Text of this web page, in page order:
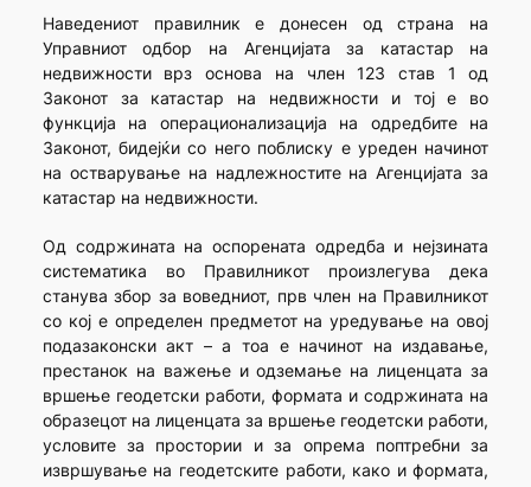
Наведениот правилник е донесен од страна на
Управниот одбор на Агенцијата за катастар на
недвижности врз основа на член 123 став 1 од
Законот за катастар на недвижности и тој е во
функција на операционализација на одредбите на
Законот, бидејќи со него поблиску е уреден начинот
на остварување на надлежностите на Агенцијата за
катастар на недвижности.
Од содржината на оспорената одредба и нејзината
систематика во Правилникот произлегува дека
станува збор за воведниот, прв член на Правилникот
со кој е определен предметот на уредување на овој
подазаконски акт – а тоа е начинот на издавање,
престанок на важење и одземање на лиценцата за
вршење геодетски работи, формата и содржината на
образецот на лиценцата за вршење геодетски работи,
условите за простории и за опрема поптребни за
извршување на геодетските работи, како и формата,